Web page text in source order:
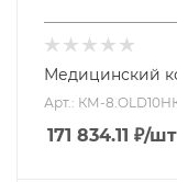
Медицинский
Арт.: КМ-
171 834.11 ₽/шт